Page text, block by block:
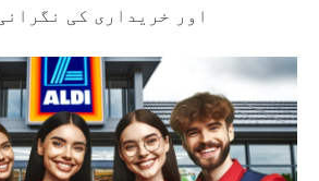
اور خریداری کی